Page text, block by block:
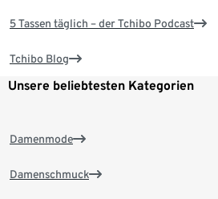
5 Tassen täglich – der Tchibo Podcast
Tchibo Blog
Unsere beliebtesten Kategorien
Damenmode
Damenschmuck